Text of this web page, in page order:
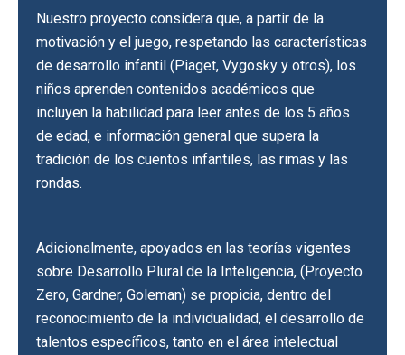
Nuestro proyecto considera que, a partir de la
motivación y el juego, respetando las características
de desarrollo infantil (Piaget, Vygosky y otros), los
niños aprenden contenidos académicos que
incluyen la habilidad para leer antes de los 5 años
de edad, e información general que supera la
tradición de los cuentos infantiles, las rimas y las
rondas.
Adicionalmente, apoyados en las teorías vigentes
sobre Desarrollo Plural de la Inteligencia, (Proyecto
Zero, Gardner, Goleman) se propicia, dentro del
reconocimiento de la individualidad, el desarrollo de
talentos específicos, tanto en el área intelectual